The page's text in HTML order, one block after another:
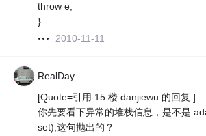
throw e;
}
2010-11-11
RealDay
[Quote=引用 15 楼 danjiewu 的回复:]
你先要看下异常的堆栈信息，是不是
set);这句抛出的？